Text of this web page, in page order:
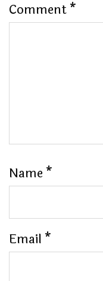
Comment*
Name *
Email *